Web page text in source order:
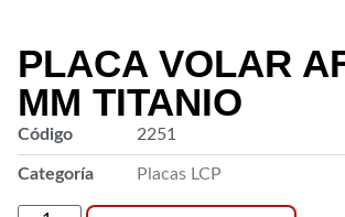
PLACA VOLAR
MM TITANIO
Código 2251
Categoría Placas LCP